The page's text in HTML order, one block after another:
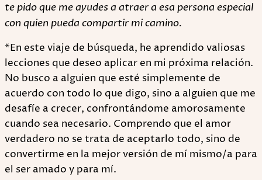
te pido que me ayudes a atraer a esa persona especial
con quien pueda compartir mi camino.
*En este viaje de búsqueda, he aprendido valiosas
lecciones que deseo aplicar en mi próxima relación.
No busco a alguien que esté simplemente de
acuerdo con todo lo que digo, sino a alguien que me
desafíe a crecer, confrontándome amorosamente
cuando sea necesario. Comprendo que el amor
verdadero no se trata de aceptarlo todo, sino de
convertirme en la mejor versión de mí mismo/a para
el ser amado y para mí.